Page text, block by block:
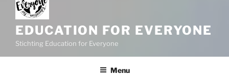
EDUCATION FOR EVERYONE
Stichting Education for Everyone
Menu